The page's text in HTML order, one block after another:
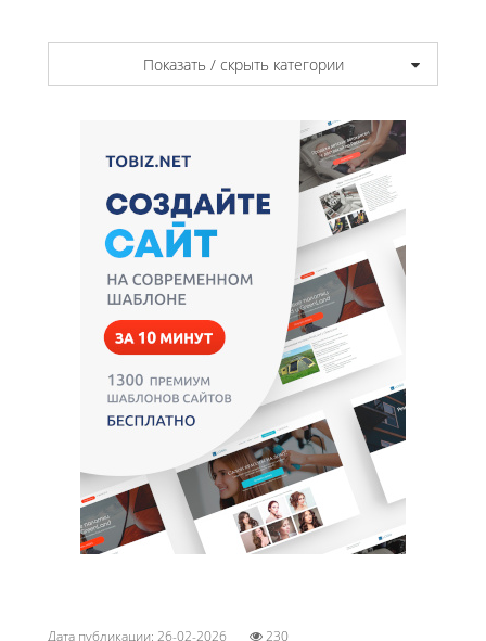
Показать / скрыть категории
Дата публикации: 26-02-2026 230